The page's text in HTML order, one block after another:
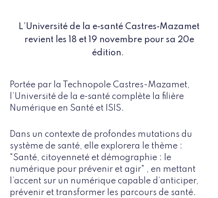
L’Université de la e‑santé Castres‑Mazamet
revient les 18 et 19 novembre pour sa 20e
édition.
Portée par la Technopole Castres-Mazamet,
l’Université de la e‑santé complète la filière
Numérique en Santé et ISIS.
Dans un contexte de profondes mutations du
système de santé, elle explorera le thème :
"Santé, citoyenneté et démographie : le
numérique pour prévenir et agir" , en mettant
l’accent sur un numérique capable d’anticiper,
prévenir et transformer les parcours de santé.